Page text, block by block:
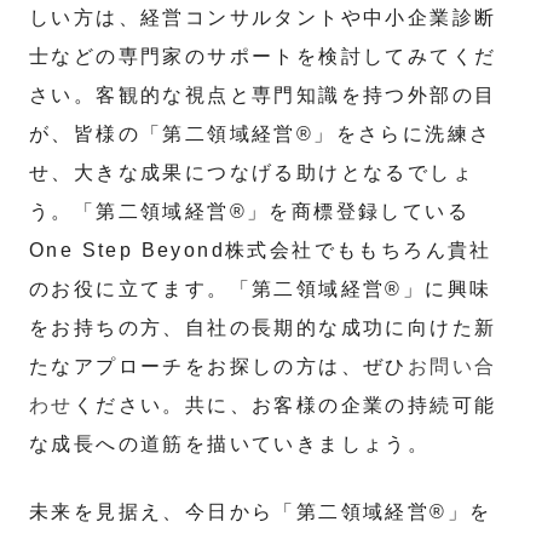
しい方は、経営コンサルタントや中小企業診断
士などの専門家のサポートを検討してみてくだ
さい。客観的な視点と専門知識を持つ外部の目
が、皆様の「第二領域経営®」をさらに洗練さ
せ、大きな成果につなげる助けとなるでしょ
う。「第二領域経営®」を商標登録している
One Step Beyond株式会社でももちろん貴社
のお役に立てます。「第二領域経営®」に興味
をお持ちの方、自社の長期的な成功に向けた新
たなアプローチをお探しの方は、ぜひ お問い合
わせ ください。共に、お客様の企業の持続可能
な成長への道筋を描いていきましょう。
未来を見据え、今日から「第二領域経営®」を